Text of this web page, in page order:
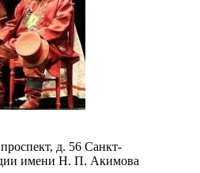
д. 56 Санкт-
имени Н. П. Акимова